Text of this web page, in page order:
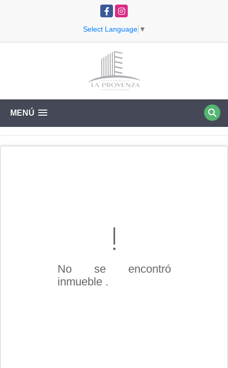
FacebookInstagram
Select Language ▼
MENÚ
No se encontró
inmueble .